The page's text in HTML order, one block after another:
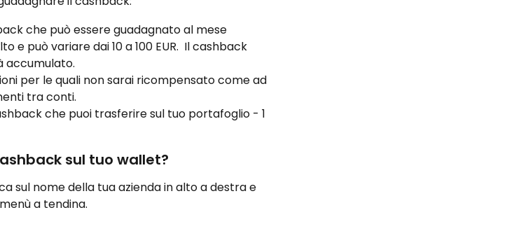
che può essere guadagnato al mese
e può variare dai 10 a 100 EUR.  Il cashback
accumulato.
per le quali non sarai ricompensato come ad
tra conti.
che puoi trasferire sul tuo portafoglio - 1
sul tuo wallet?
sul nome della tua azienda in alto a destra e
a tendina.